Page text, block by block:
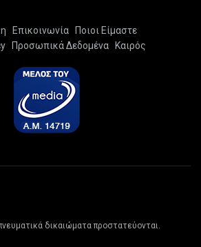
Επικοινωνία
Ποιοι Είμαστε
Προσωπικά Δεδομένα Καιρός
δικαιώματα προστατεύονται.